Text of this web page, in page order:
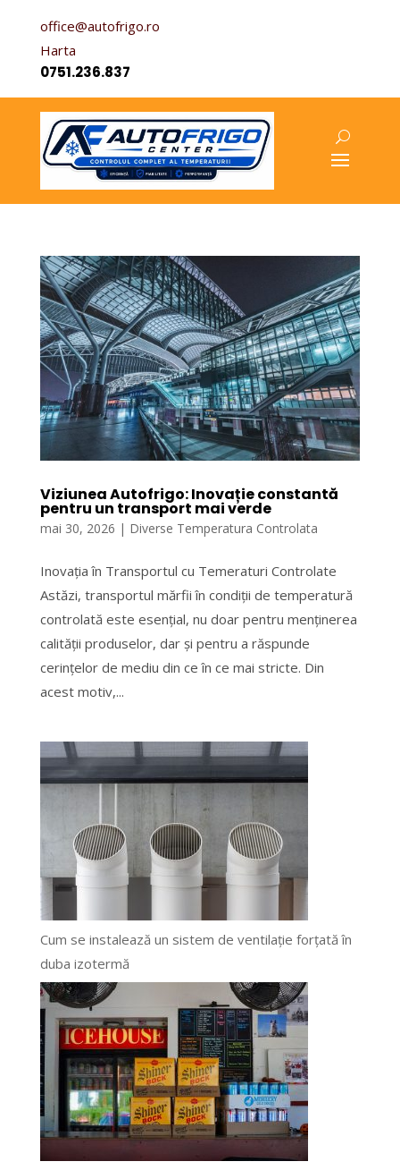
office@autofrigo.ro
Harta
0751.236.837
Viziunea Autofrigo: Inovație constantă
pentru un transport mai verde
mai 30, 2026 | Diverse Temperatura Controlata
Inovația în Transportul cu Temeraturi Controlate
Astăzi, transportul mărfii în condiții de temperatură
controlată este esențial, nu doar pentru menținerea
calității produselor, dar și pentru a răspunde
cerințelor de mediu din ce în ce mai stricte. Din
acest motiv,...
Cum se instalează un sistem de ventilație forțată în
duba izotermă